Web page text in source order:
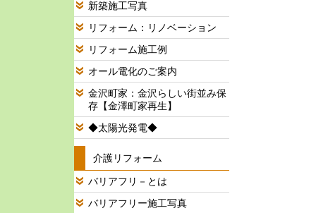
新築施工写真
リフォーム：リノベーション
リフォーム施工例
オール電化のご案内
金沢町家：金沢らしい街並み保
存【金澤町家再生】
◆太陽光発電◆
介護リフォーム
バリアフリ－とは
バリアフリー施工写真